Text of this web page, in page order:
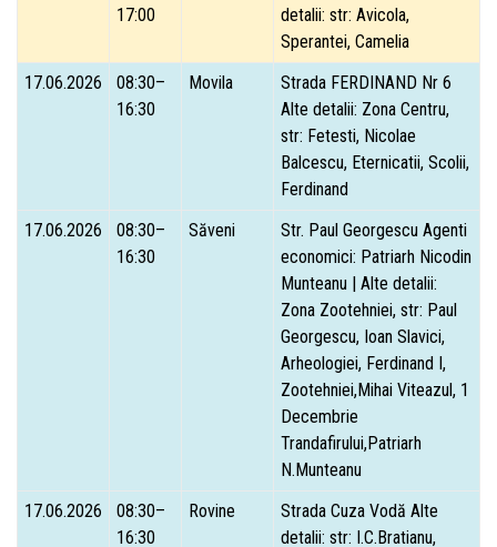
17:00
detalii: str: Avicola,
Sperantei, Camelia
17.06.2026
08:30–
16:30
Movila
Strada FERDINAND Nr 6
Alte detalii: Zona Centru,
str: Fetesti, Nicolae
Balcescu, Eternicatii, Scolii,
Ferdinand
17.06.2026
08:30–
16:30
Săveni
Str. Paul Georgescu Agenti
economici: Patriarh Nicodin
Munteanu | Alte detalii:
Zona Zootehniei, str: Paul
Georgescu, Ioan Slavici,
Arheologiei, Ferdinand I,
Zootehniei,Mihai Viteazul, 1
Decembrie
Trandafirului,Patriarh
N.Munteanu
17.06.2026
08:30–
16:30
Rovine
Strada Cuza Vodă Alte
detalii: str: I.C.Bratianu,